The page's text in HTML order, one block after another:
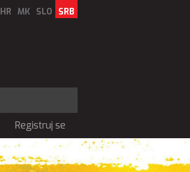
HR MK SLO SRB
Registruj se